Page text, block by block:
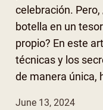
celebración.
botella en un
propio? En este
técnicas y los
de manera única,
June 13, 2024